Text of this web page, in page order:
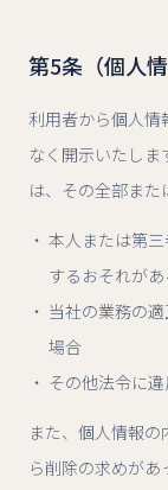
第5条（個人
利用者から個人情
なく開示いたし
は、その全部また
本人または第
するおそれが
当社の業務の
場合
その他法令に
また、個人情報
ら削除の求めが